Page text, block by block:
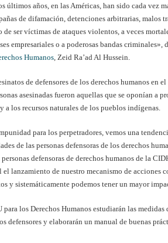
últimos años, en las Américas, han sido cada vez
de difamación, detenciones arbitrarias, malos
de ser víctimas de ataques violentos, a veces
empresariales o a poderosas bandas criminales»,
Humanos , Zeid Ra’ad Al Hussein.
de defensores de los derechos humanos en
asesinadas fueron aquellas que se oponían a
a los recursos naturales de los pueblos indígenas.
para los perpetradores, vemos una
de las personas defensoras de los derechos
defensoras de derechos humanos de la
el lanzamiento de nuestro mecanismo de acciones
y sistemáticamente podemos tener un mayor
los Derechos Humanos estudiarán las medidas
defensores y elaborarán un manual de buenas